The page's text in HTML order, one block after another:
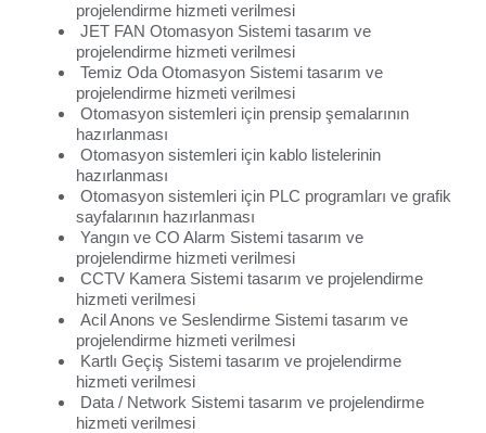
projelendirme hizmeti verilmesi
JET FAN Otomasyon Sistemi tasarım ve
projelendirme hizmeti verilmesi
Temiz Oda Otomasyon Sistemi tasarım ve
projelendirme hizmeti verilmesi
Otomasyon sistemleri için prensip şemalarının
hazırlanması
Otomasyon sistemleri için kablo listelerinin
hazırlanması
Otomasyon sistemleri için PLC programları ve grafik
sayfalarının hazırlanması
Yangın ve CO Alarm Sistemi tasarım ve
projelendirme hizmeti verilmesi
CCTV Kamera Sistemi tasarım ve projelendirme
hizmeti verilmesi
Acil Anons ve Seslendirme Sistemi tasarım ve
projelendirme hizmeti verilmesi
Kartlı Geçiş Sistemi tasarım ve projelendirme
hizmeti verilmesi
Data / Network Sistemi tasarım ve projelendirme
hizmeti verilmesi